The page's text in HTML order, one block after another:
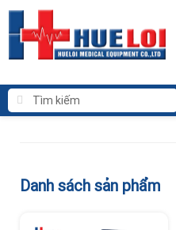
Danh sách sản phẩm